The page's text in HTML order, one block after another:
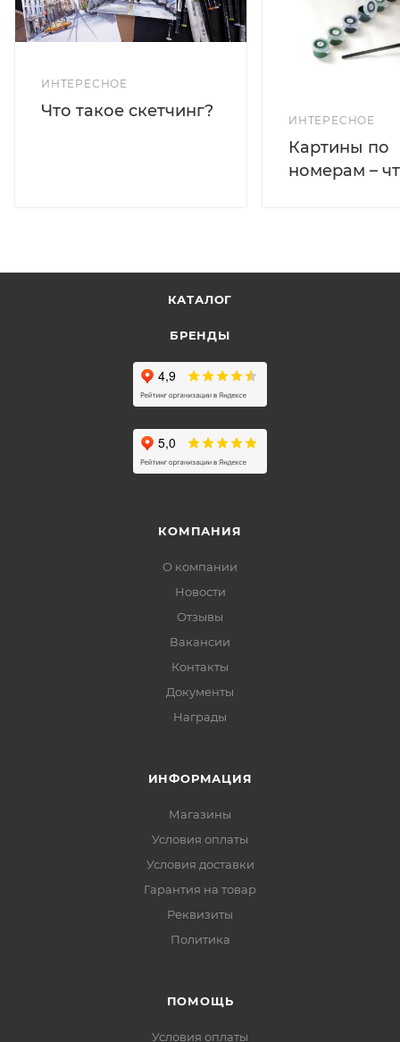
ИНТЕРЕСНОЕ
Что такое скетчинг?
ИНТЕРЕСНОЕ
Картины по
номерам –
КАТАЛОГ
БРЕНДЫ
КОМПАНИЯ
О компании
Новости
Отзывы
Вакансии
Контакты
Документы
Награды
ИНФОРМАЦИЯ
Магазины
Условия оплаты
Условия доставки
Гарантия на товар
Реквизиты
Политика
ПОМОЩЬ
Условия оплаты